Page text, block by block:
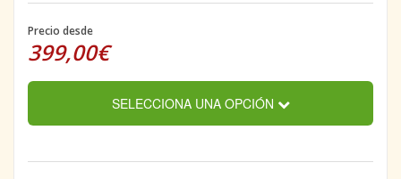
Precio desde
399,00€
SELECCIONA UNA OPCIÓN